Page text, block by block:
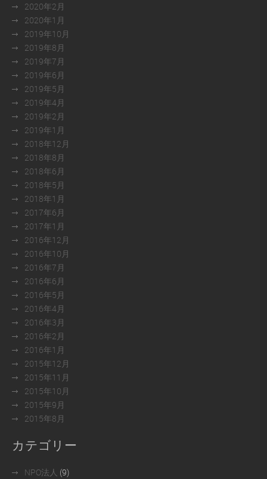
2020年2月
2020年1月
2019年10月
2019年8月
2019年7月
2019年6月
2019年5月
2019年4月
2019年2月
2019年1月
2018年12月
2018年8月
2018年6月
2018年5月
2018年1月
2017年6月
2017年1月
2016年12月
2016年10月
2016年7月
2016年6月
2016年5月
2016年4月
2016年3月
2016年2月
2016年1月
2015年12月
2015年11月
2015年10月
2015年9月
2015年8月
カテゴリー
NPO法人 (9)